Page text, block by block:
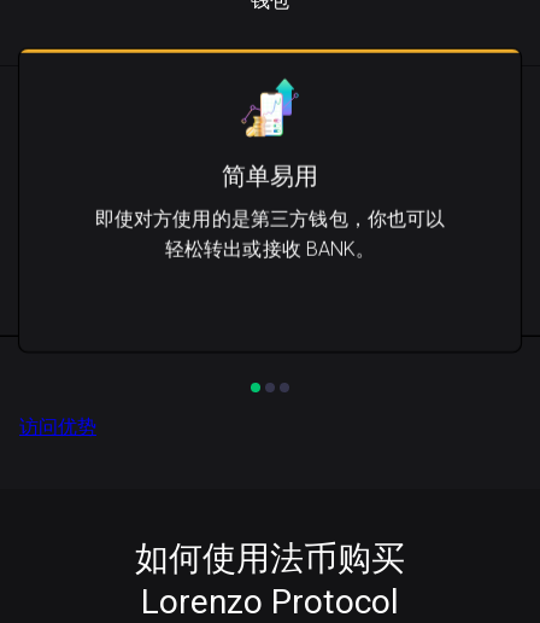
简单易用
即使对方使用的是第三方钱包，你也可以
轻松转出或接收 BANK。
访问优势
如何使用法币购买
Lorenzo Protocol